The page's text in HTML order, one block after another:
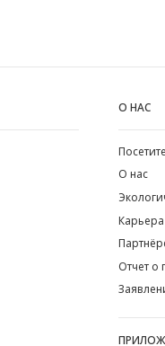
О НАС
О нас
Карьера
Отчет о